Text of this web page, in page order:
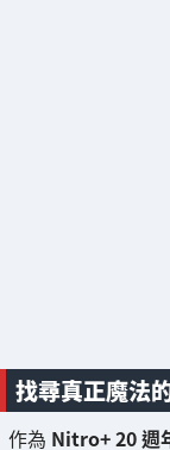
找尋真正魔法
作為 Nitro+ 20 週